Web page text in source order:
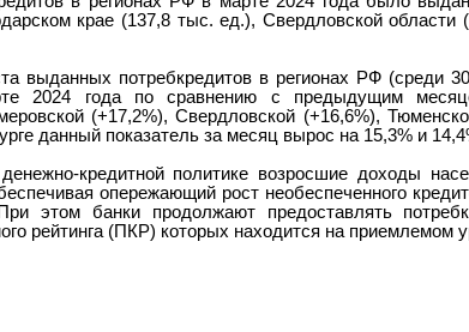
крае (137,8 тыс. ед.), Свердловской области
выданных потребкредитов в регионах РФ (среди
2024 года по сравнению с предыдущим
(+17,2%), Свердловской (+16,6%),
данный показатель за месяц вырос на 15,3% и
кредитной политике возросшие доходы
опережающий рост необеспеченного
этом банки продолжают предоставлять
рейтинга (ПКР) которых находится на приемлемом